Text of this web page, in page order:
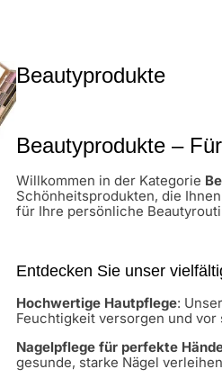
Beautyprodukte
Beautyprodukte –
Willkommen in der Kategorie
Schönheitsprodukten, die
für Ihre persönliche
Entdecken Sie unser
Hochwertige Hautpflege:
Feuchtigkeit versorgen und
Nagelpflege für perfekte
gesunde, starke Nägel